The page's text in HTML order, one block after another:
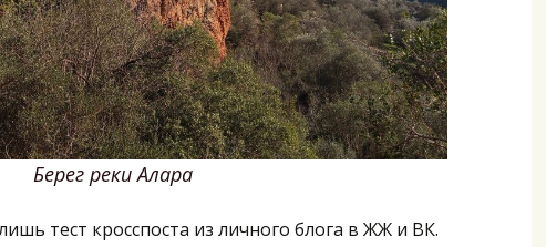
Берег реки Алара
тест кросспоста из личного блога в ЖЖ и ВК.